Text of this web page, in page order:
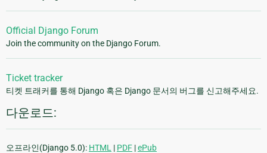
Official Django Forum
Join the community on the Django Forum.
Ticket tracker
티켓 트래커를 통해 Django 혹은 Django 문서의 버그를 신고해주세요.
다운로드:
오프라인(Django 5.0): HTML | PDF |ePub